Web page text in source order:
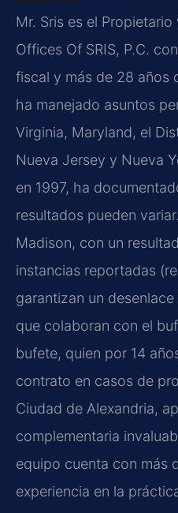
Mr. Sris es el
Offices Of SRIS, P.C.
fiscal y más de 28 años
ha manejado asuntos
Virginia, Maryland, el
Nueva Jersey y Nueva
en 1997, ha
resultados pueden
Madison, con un
instancias reportadas
garantizan un
que colaboran con el
bufete, quien por 14
contrato en casos de
Ciudad de Alexandria,
complementaria
equipo cuenta con más
experiencia en la